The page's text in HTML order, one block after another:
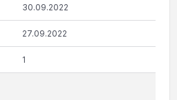
30.09.2022
27.09.2022
1